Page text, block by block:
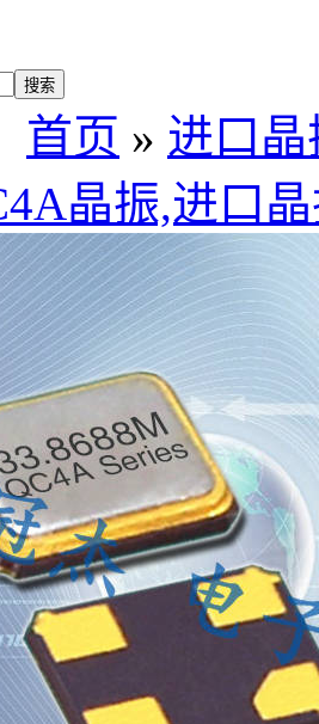
首页 » 进口晶
晶振,进口